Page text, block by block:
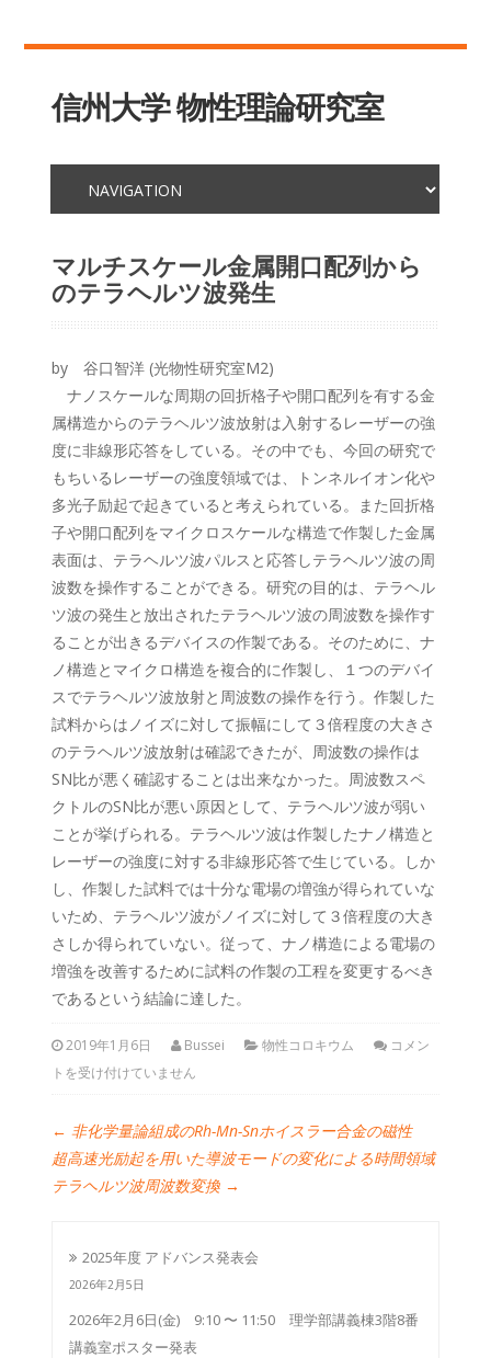
信州大学 物性理論研究室
マルチスケール金属開口配列から
のテラヘルツ波発生
by 谷口智洋 (光物性研究室M2)
ナノスケールな周期の回折格子や開口配列を有する金
属構造からのテラヘルツ波放射は入射するレーザーの強
度に非線形応答をしている。その中でも、今回の研究で
もちいるレーザーの強度領域では、トンネルイオン化や
多光子励起で起きていると考えられている。また回折格
子や開口配列をマイクロスケールな構造で作製した金属
表面は、テラヘルツ波パルスと応答しテラヘルツ波の周
波数を操作することができる。研究の目的は、テラヘル
ツ波の発生と放出されたテラヘルツ波の周波数を操作す
ることが出きるデバイスの作製である。そのために、ナ
ノ構造とマイクロ構造を複合的に作製し、１つのデバイ
スでテラヘルツ波放射と周波数の操作を行う。作製した
試料からはノイズに対して振幅にして３倍程度の大きさ
のテラヘルツ波放射は確認できたが、周波数の操作は
SN比が悪く確認することは出来なかった。周波数スペ
クトルのSN比が悪い原因として、テラヘルツ波が弱い
ことが挙げられる。テラヘルツ波は作製したナノ構造と
レーザーの強度に対する非線形応答で生じている。しか
し、作製した試料では十分な電場の増強が得られていな
いため、テラヘルツ波がノイズに対して３倍程度の大き
さしか得られていない。従って、ナノ構造による電場の
増強を改善するために試料の作製の工程を変更するべき
であるという結論に達した。
2019年1月6日 Bussei 物性コロキウム
コメン
トを受け付けていません
← 非化学量論組成のRh-Mn-Snホイスラー合金の磁性
超高速光励起を用いた導波モードの変化による時間領域
テラヘルツ波周波数変換 →
2025年度 アドバンス発表会
2026年2月5日
2026年2月6日(金) 9:10 〜 11:50 理学部講義棟3階8番
講義室ポスター発表